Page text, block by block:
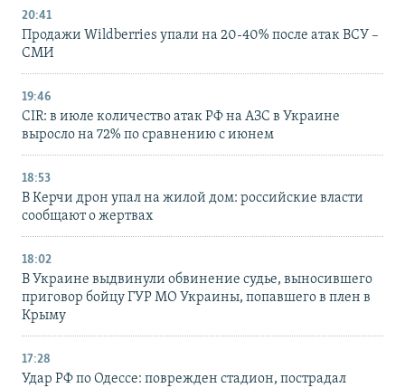
20:41
Продажи Wildberries упали на 20-40% после атак ВСУ –
СМИ
19:46
CIR: в июле количество атак РФ на АЗС в Украине
выросло на 72% по сравнению с июнем
18:53
В Керчи дрон упал на жилой дом: российские власти
сообщают о жертвах
18:02
В Украине выдвинули обвинение судье, выносившего
приговор бойцу ГУР МО Украины, попавшего в плен в
Крыму
17:28
Удар РФ по Одессе: поврежден стадион, пострадал